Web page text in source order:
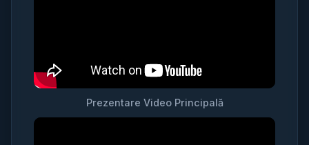
Prezentare Video Principală